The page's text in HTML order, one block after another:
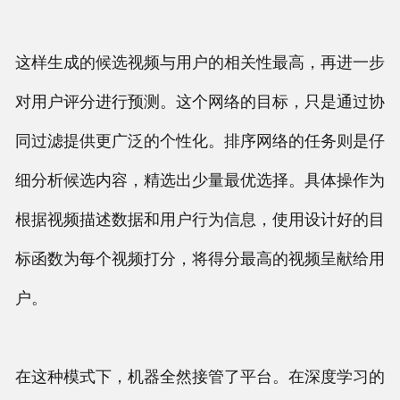
这样生成的候选视频与用户的相关性最高，再进一步
对用户评分进行预测。这个网络的目标，只是通过协
同过滤提供更广泛的个性化。排序网络的任务则是仔
细分析候选内容，精选出少量最优选择。具体操作为
根据视频描述数据和用户行为信息，使用设计好的目
标函数为每个视频打分，将得分最高的视频呈献给用
户。
在这种模式下，机器全然接管了平台。在深度学习的